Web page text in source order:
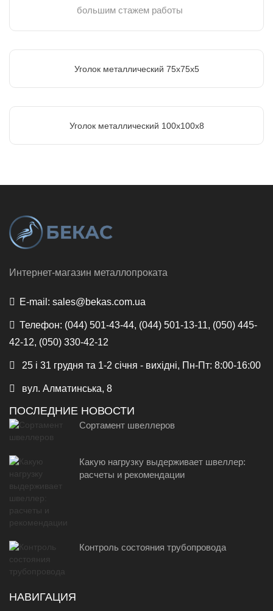
большим стажем работы
Уголок металлический 75х75х5
Уголок металлический 100х100х8
Интернет-магазин металлопроката
E-mail: sales@bekas.com.ua
Телефон: (044) 501-43-44, (044) 501-13-11, (050) 445-
42-12, (050) 330-42-12
25 і 31 грудня та 1-2 січня - вихідні, Пн-Пт: 8:00-16:00
вул. Алматинська, 8
ПОСЛЕДНИЕ НОВОСТИ
Сортамент швеллеров
Какую нагрузку выдерживает швеллер:
расчеты и рекомендации
Контроль состояния трубопровода
НАВИГАЦИЯ